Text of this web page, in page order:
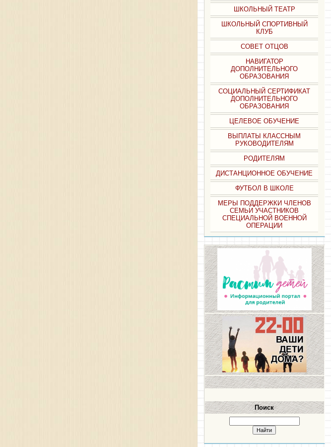
ШКОЛЬНЫЙ ТЕАТР
ШКОЛЬНЫЙ СПОРТИВНЫЙ
КЛУБ
СОВЕТ ОТЦОВ
НАВИГАТОР
ДОПОЛНИТЕЛЬНОГО
ОБРАЗОВАНИЯ
СОЦИАЛЬНЫЙ СЕРТИФИКАТ
ДОПОЛНИТЕЛЬНОГО
ОБРАЗОВАНИЯ
ЦЕЛЕВОЕ ОБУЧЕНИЕ
ВЫПЛАТЫ КЛАССНЫМ
РУКОВОДИТЕЛЯМ
РОДИТЕЛЯМ
ДИСТАНЦИОННОЕ ОБУЧЕНИЕ
ФУТБОЛ В ШКОЛЕ
МЕРЫ ПОДДЕРЖКИ ЧЛЕНОВ
СЕМЬИ УЧАСТНИКОВ
СПЕЦИАЛЬНОЙ ВОЕННОЙ
ОПЕРАЦИИ
Поиск